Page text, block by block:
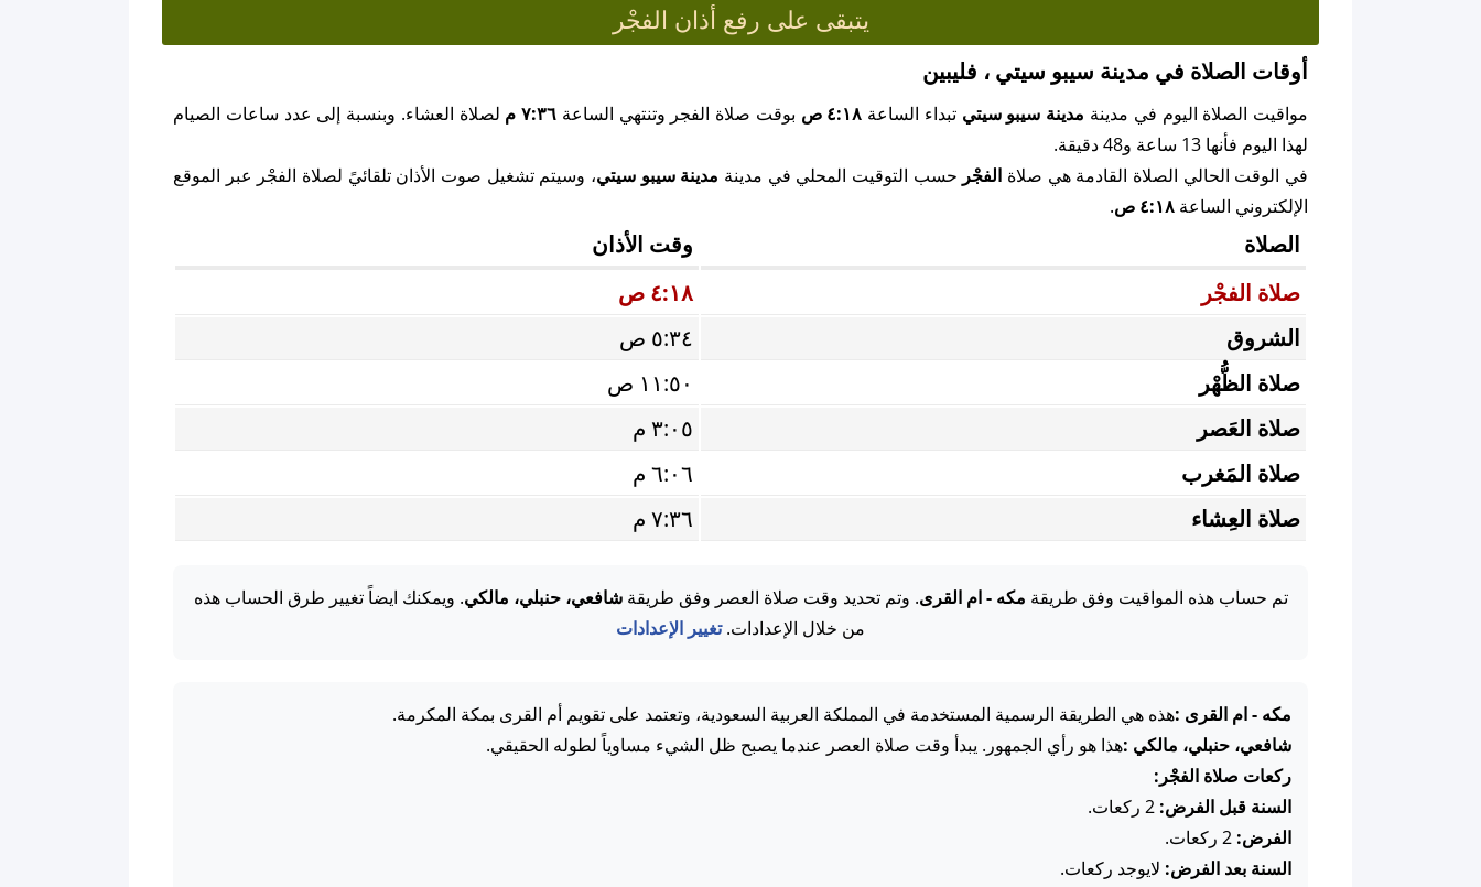
يتبقى على رفع أذان الفجْر
أوقات الصلاة في مدينة سيبو سيتي ، فليبين
مواقيت الصلاة اليوم في مدينة مدينة سيبو سيتي تبداء الساعة ٤:١٨ ص بوقت صلاة الفجر وتنتهي الساعة ٧:٣٦ م
لصلاة العشاء. وبنسبة إلى عدد ساعات الصيام
لهذا اليوم فأنها 13 ساعة و48 دقيقة.
في الوقت الحالي الصلاة القادمة هي صلاة الفجْر حسب التوقيت المحلي في مدينة مدينة سيبو سيتي، وسيتم تشغيل صوت الأذان تلقائيً لصلاة الفجْر عبر الموقع
الإلكتروني الساعة ٤:١٨ ص .
الصلاة
وقت الأذان
صلاة الفجْر
٤:١٨ ص
الشروق
٥:٣٤ ص
صلاة الظُّهْر
١١:٥٠ ص
صلاة العَصر
٣:٠٥ م
صلاة المَغرب
٦:٠٦ م
صلاة العِشاء
٧:٣٦ م
تم حساب هذه المواقيت وفق طريقة مكه - ام القرى. وتم تحديد وقت صلاة العصر وفق طريقةشافعي، حنبلي، مالكي. ويمكنك ايضاً تغيير طرق الحساب هذه
من خلال الإعدادات.تغيير الإعدادات
مكه - ام القرى :هذه هي الطريقة الرسمية المستخدمة في المملكة العربية السعودية، وتعتمد على تقويم أم القرى بمكة المكرمة.
شافعي، حنبلي، مالكي :هذا هو رأي الجمهور. يبدأ وقت صلاة العصر عندما يصبح ظل الشيء مساوياً لطوله الحقيقي.
ركعات صلاة الفجْر:
السنة قبل الفرض:
الفرض:
السنة بعد الفرض: لايوجد ركعات.